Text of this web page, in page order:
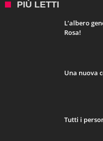
PIÙ LETTI
L’albero
Rosa!
Una nuova
Tutti i